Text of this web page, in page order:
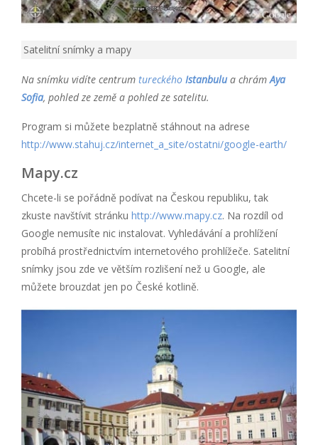
Satelitní snímky a mapy
Na snímku vidíte centrum tureckého Istanbulu a chrámAya
Sofia, pohled ze země a pohled ze satelitu.
Program si můžete bezplatně stáhnout na adrese
http://www.stahuj.cz/internet_a_site/ostatni/google-earth/
Mapy.cz
Chcete-li se pořádně podívat na Českou republiku, tak
zkuste navštívit stránku http://www.mapy.cz. Na rozdíl od
Google nemusíte nic instalovat. Vyhledávání a prohlížení
probíhá prostřednictvím internetového prohlížeče. Satelitní
snímky jsou zde ve větším rozlišení než u Google, ale
můžete brouzdat jen po České kotlině.